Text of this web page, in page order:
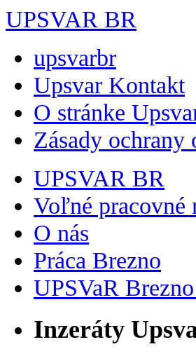
UPSVAR BR
upsvarbr
Upsvar Kontakt
O stránke
Zásady ochrany
UPSVAR BR
Voľné pracovné
O nás
Práca Brezno
UPSVaR
Inzeráty